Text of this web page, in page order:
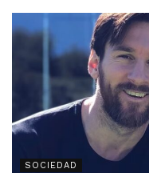
SOCIEDAD